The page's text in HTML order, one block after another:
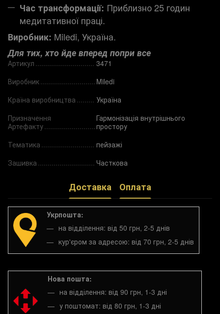
Час трансформації: Приблизно 25 годин
медитативної праці.
Виробник: Miledi, Україна.
Для тих, хто йде вперед попри все
Артикул
3471
Виробник
Miledi
Країна виробництва
Україна
Призначення
Артефакту
Гармонізація внутрішнього
простору
Тематика
пейзажі
Зашивка
Часткова
Доставка Оплата
Укрпошта:
на відділення: від 50 грн, 2-5 днів
кур'єром за адресою: від 70 грн, 2-5 днів
Нова пошта:
на відділення: від 90 грн, 1-3 дні
у поштомат: від 80 грн, 1-3 дні